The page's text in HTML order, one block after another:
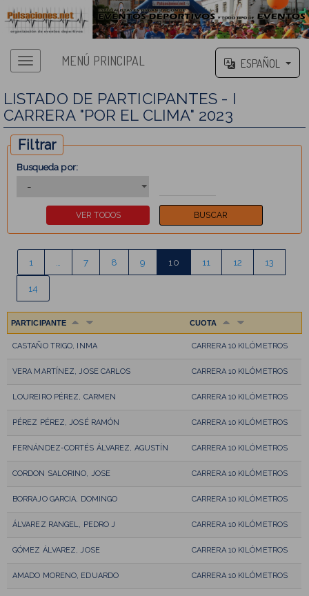
MENÚ PRINCIPAL ESPAÑOL
LISTADO DE PARTICIPANTES - I
CARRERA "POR EL CLIMA" 2023
Filtrar
Busqueda por:
1 7 8 9 10 11 12 13
14
PARTICIPANTE CUOTA
CASTAÑO TRIGO, INMA CARRERA 10 KILÓMETROS
VERA MARTÍNEZ, JOSE CARLOS CARRERA 10 KILÓMETROS
LOUREIRO PÉREZ, CARMEN CARRERA 10 KILÓMETROS
PÉREZ PÉREZ, JOSÉ RAMÓN CARRERA 10 KILÓMETROS
FERNÁNDEZ-CORTÉS ÁLVAREZ, AGUSTÍN CARRERA 10 KILÓMETROS
CORDON SALORINO, JOSE CARRERA 10 KILÓMETROS
BORRAJO GARCIA, DOMINGO CARRERA 10 KILÓMETROS
ÁLVAREZ RANGEL, PEDRO J CARRERA 10 KILÓMETROS
GÓMEZ ÁLVAREZ, JOSE CARRERA 10 KILÓMETROS
AMADO MORENO, EDUARDO CARRERA 10 KILÓMETROS